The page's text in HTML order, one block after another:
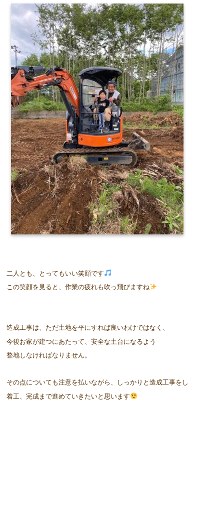
二人とも、とってもいい笑顔です
この笑顔を見ると、作業の疲れも吹っ飛びますね
造成工事は、ただ土地を平にすれば良いわけではなく、
今後お家が建つにあたって、安全な土台になるよう
整地しなければなりません。
その点についても注意を払いながら、しっかりと造成工事をし
着工、完成まで進めていきたいと思います